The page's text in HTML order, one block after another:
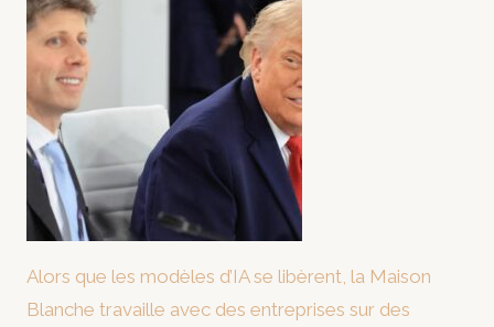
Alors que les modèles d’IA se libèrent, la Maison
Blanche travaille avec des entreprises sur des